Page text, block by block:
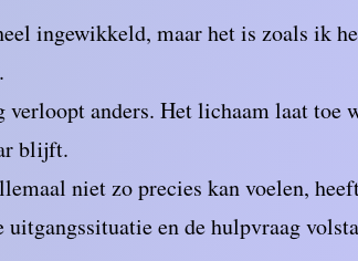
ingewikkeld, maar het is zoals ik
verloopt anders. Het lichaam laat toe
blijft.
niet zo precies kan voelen,
en de hulpvraag